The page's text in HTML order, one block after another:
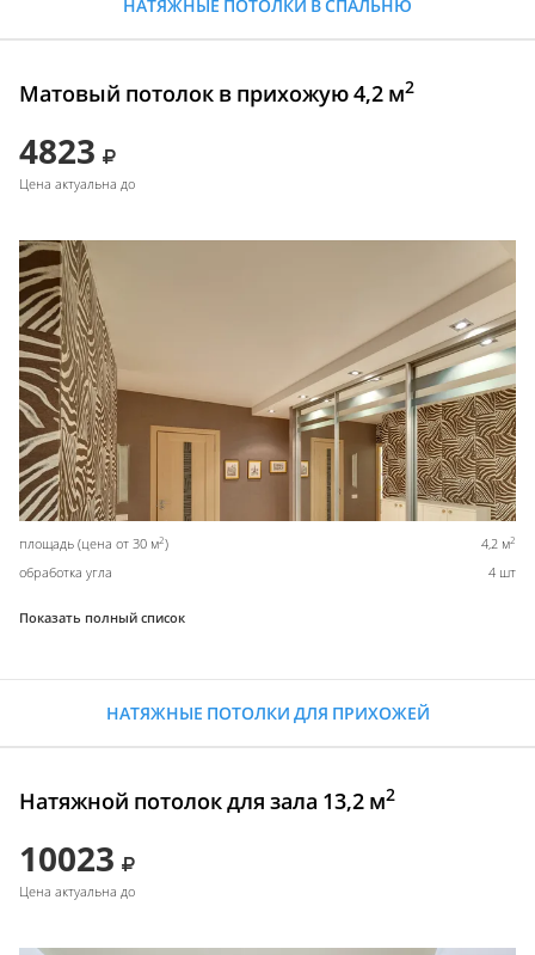
НАТЯЖНЫЕ ПОТОЛКИ В СПАЛЬНЮ
Матовый потолок в прихожую 4,2 м2
4823
Цена актуальна до
площадь (цена от 30 м2) 4,2 м2
обработка угла 4 шт
Показать полный список
НАТЯЖНЫЕ ПОТОЛКИ ДЛЯ ПРИХОЖЕЙ
Натяжной потолок для зала 13,2 м2
10023
Цена актуальна до